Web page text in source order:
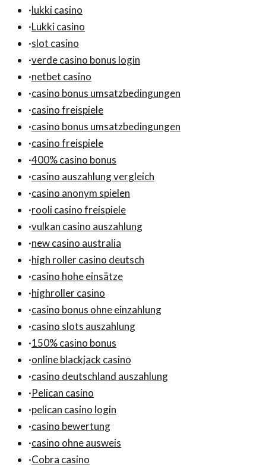
·lukki casino
·Lukki casino
·slot casino
·verde casino bonus login
·netbet casino
·casino bonus umsatzbedingungen
·casino freispiele
·casino bonus umsatzbedingungen
·casino freispiele
·400% casino bonus
·casino auszahlung vergleich
·casino anonym spielen
·rooli casino freispiele
·vulkan casino auszahlung
·new casino australia
·high roller casino deutsch
·casino hohe einsätze
·highroller casino
·casino bonus ohne einzahlung
·casino slots auszahlung
·150% casino bonus
·online blackjack casino
·casino deutschland auszahlung
·Pelican casino
·pelican casino login
·casino bewertung
·casino ohne ausweis
·Cobra casino